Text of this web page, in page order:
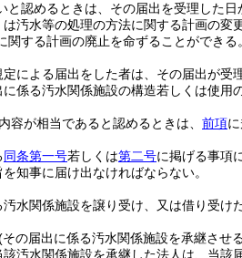
認めるときは、その届出を受理した
汚水等の処理の方法に関する計画の変
する計画の廃止を命ずることができる。
定による届出をした者は、その届出が受
係る汚水関係施設の構造若しくは使用
容が相当であると認めるときは、 前項
同条第一号若しくは第二号に掲げる事項
知事に届け出なければならない。
水関係施設を譲り受け、又は借り受け
その届出に係る汚水関係施設を承継させ
汚水関係施設を承継した法人は、当該